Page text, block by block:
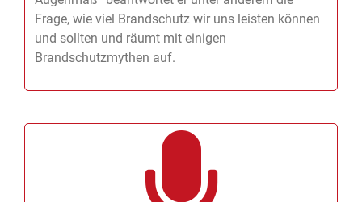
Baurecht. Unter dem Motto „Brandschutz mit
Augenmaß“ beantwortet er unter anderem die
Frage, wie viel Brandschutz wir uns leisten können
und sollten und räumt mit einigen